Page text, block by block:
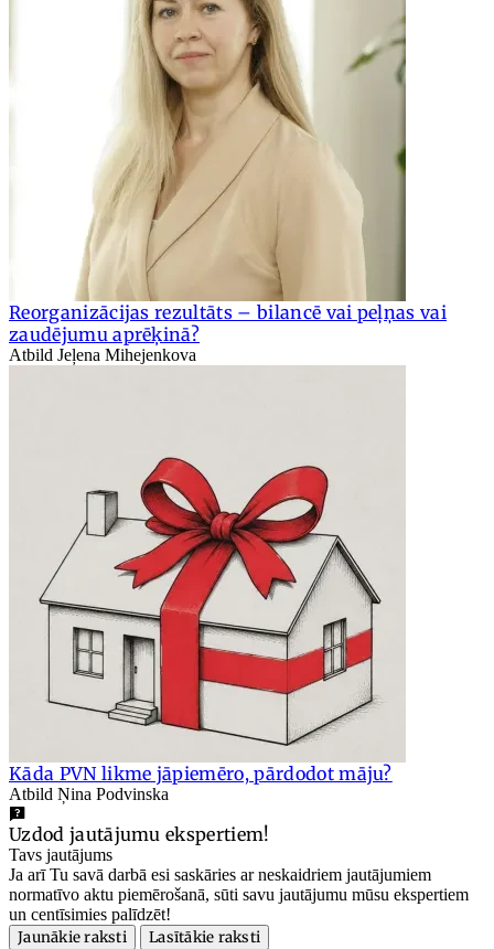
Reorganizācijas rezultāts – bilancē vai peļņas vai
zaudējumu aprēķinā?
Atbild Jeļena Mihejenkova
Kāda PVN likme jāpiemēro, pārdodot māju?
Atbild Ņina Podvinska
Uzdod jautājumu ekspertiem!
Tavs jautājums
Ja arī Tu savā darbā esi saskāries ar neskaidriem jautājumiem
normatīvo aktu piemērošanā, sūti savu jautājumu mūsu ekspertiem
un centīsimies palīdzēt!
Jaunākie raksti
Lasītākie raksti